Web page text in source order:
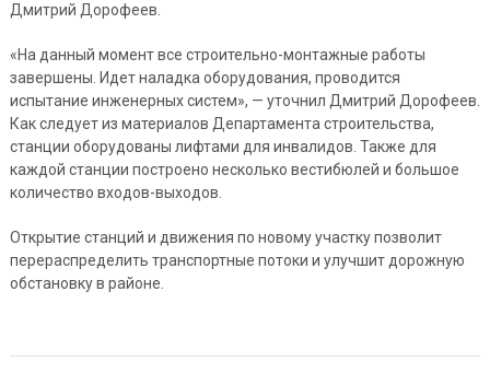
Дмитрий Дорофеев.
«На данный момент все строительно-монтажные работы
завершены. Идет наладка оборудования, проводится
испытание инженерных систем», — уточнил Дмитрий Дорофеев.
Как следует из материалов Департамента строительства,
станции оборудованы лифтами для инвалидов. Также для
каждой станции построено несколько вестибюлей и большое
количество входов-выходов.
Открытие станций и движения по новому участку позволит
перераспределить транспортные потоки и улучшит дорожную
обстановку в районе.